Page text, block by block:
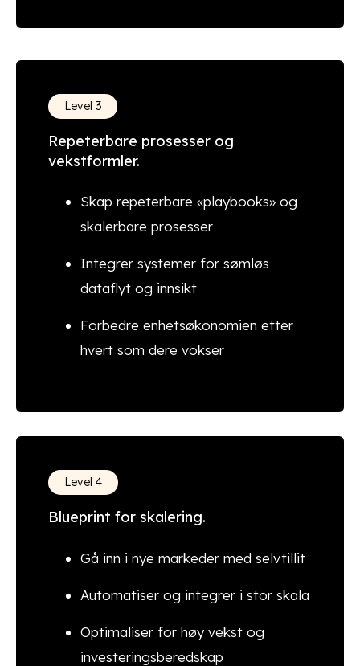
Level 3
Repeterbare prosesser og
vekstformler.
Skap repeterbare «playbooks» og
skalerbare prosesser
Integrer systemer for sømløs
dataflyt og innsikt
Forbedre enhetsøkonomien etter
hvert som dere vokser
Level 4
Blueprint for skalering.
Gå inn i nye markeder med selvtillit
Automatiser og integrer i stor skala
Optimaliser for høy vekst og
investeringsberedskap